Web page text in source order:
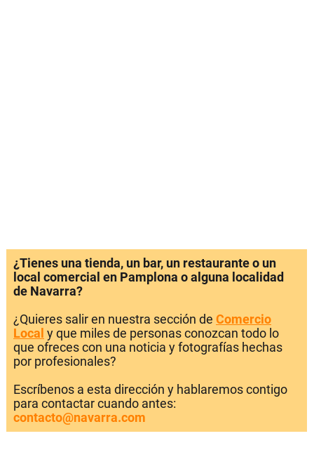
¿Tienes una tienda, un bar, un restaurante o un
local comercial en Pamplona o alguna localidad
de Navarra?
¿Quieres salir en nuestra sección de Comercio
Local y que miles de personas conozcan todo lo
que ofreces con una noticia y fotografías hechas
por profesionales?
Escríbenos a esta dirección y hablaremos contigo
para contactar cuando antes:
contacto@navarra.com